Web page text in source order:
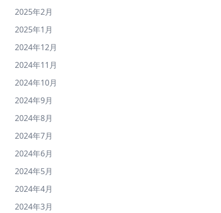
2025年2月
2025年1月
2024年12月
2024年11月
2024年10月
2024年9月
2024年8月
2024年7月
2024年6月
2024年5月
2024年4月
2024年3月